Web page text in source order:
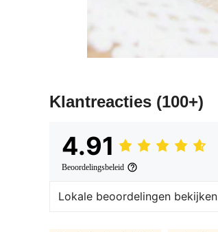
Klantreacties (100+)
4.91
Beoordelingsbeleid
Lokale beoordelingen bekijken